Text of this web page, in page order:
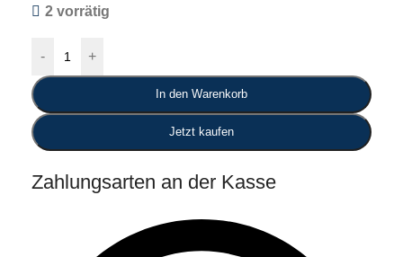
2 vorrätig
- +
In den Warenkorb
Jetzt kaufen
Zahlungsarten an der Kasse